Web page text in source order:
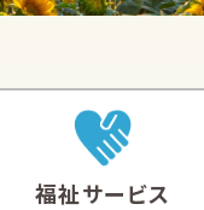
福祉サービス